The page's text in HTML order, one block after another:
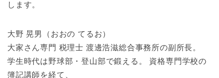
します。
大野 晃男（おおの てるお）
大家さん専門 税理士 渡邊浩滋総合事務所の副所長。
学生時代は野球部・登山部で鍛える。 資格専門学校の
簿記講師を経て、